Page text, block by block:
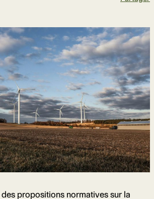
propositions normatives sur la